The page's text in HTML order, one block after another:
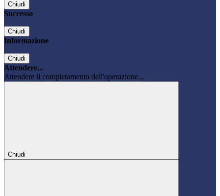
Chiudi
Successo
Chiudi
Informazione
Chiudi
Attendere...
Attendere il completamento dell'operazione...
Chiudi